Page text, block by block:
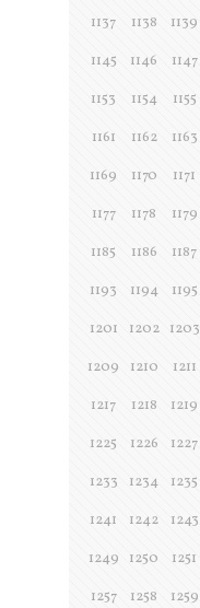
1137
1138 1139
1145
1146 1147
1153
1154 1155
1161
1162 1163
1169
1170 1171
1177
1178 1179
1185
1186 1187
1193
1194 1195
1201
1202 1203
1209
1210 1211
1217
1218 1219
1225
1226 1227
1233
1234 1235
1241
1242 1243
1249
1250 1251
1257
1258 1259